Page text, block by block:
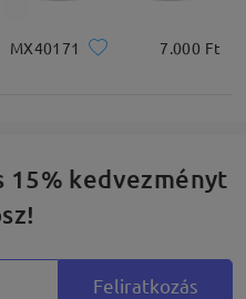
MX40171 7.000 Ft
15% kedvezményt
Feliratkozás